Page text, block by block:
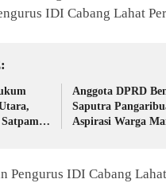
IDI Cabang Lahat
Anggota DPRD
Saputra
Aspirasi Warga
IDI Cabang